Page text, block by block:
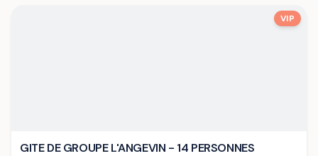
VIP
GITE DE GROUPE L'ANGEVIN - 14 PERSONNES